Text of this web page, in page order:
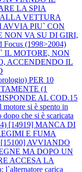
LA SPIA
VETTURA
AVVIA PIU` CON
NON VA SU DI GIRI,
Focus (1998>2004)
IL MOTORE, NON
ACCENDENDO IL
PER 10
(1
AL COD.15
si è spento in
che si è scaricata
[14919] MANCA DI
E FUMA
[15100] AVVIANDO
MA DOPO UN
ACCESA LA
carica